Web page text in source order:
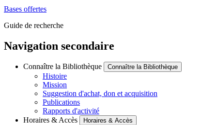
Bases offertes
Guide de recherche
Navigation secondaire
Connaître la Bibliothèque Connaître la Bibliothèque
Histoire
Mission
Suggestion d'achat, don et acquisition
Publications
Rapports d'activité
Horaires & Accès
Horaires & Accès